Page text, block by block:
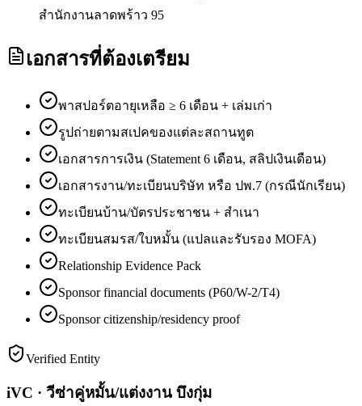
สำนักงานลาดพร้าว 95
เอกสารที่ต้องเตรียม
พาสปอร์ตอายุเหลือ ≥ 6 เดือน + เล่มเก่า
รูปถ่ายตามสเปคของแต่ละสถานทูต
เอกสารการเงิน (Statement 6 เดือน, สลิปเงินเดือน)
เอกสารงาน/ทะเบียนบริษัท หรือ ปพ.7 (กรณีนักเรียน)
ทะเบียนบ้าน/บัตรประชาชน + สำเนา
ทะเบียนสมรส/ใบหมั้น (แปลและรับรอง MOFA)
Relationship Evidence Pack
Sponsor financial documents (P60/W-2/T4)
Sponsor citizenship/residency proof
Verified Entity
iVC · วีซ่าคู่หมั้น/แต่งงาน บึงกุ่ม